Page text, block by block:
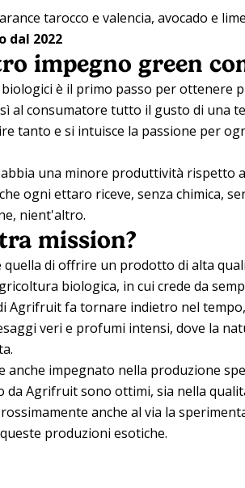
tarocco e valencia, avocado e
dal 2022
impegno green
è il primo passo per ottenere
al consumatore tutto il gusto di una
tanto e si intuisce la passione per
una minore produttività rispetto
ogni ettaro riceve, senza chimica,
nient'altro.
mission?
quella di offrire un prodotto di alta
biologica, in cui crede da
Agrifruit fa tornare indietro nel
veri e profumi intensi, dove la
anche impegnato nella produzione
da Agrifruit sono ottimi, sia nella
anche al via la
produzioni esotiche.